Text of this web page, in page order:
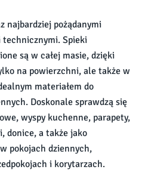
najbardziej pożądanymi
Spieki
są w całej masie, dzięki
na powierzchni, ale także w
materiałem do
Doskonale sprawdzą się
wyspy kuchenne, parapety,
donice, a także jako
pokojach dziennych,
i korytarzach.